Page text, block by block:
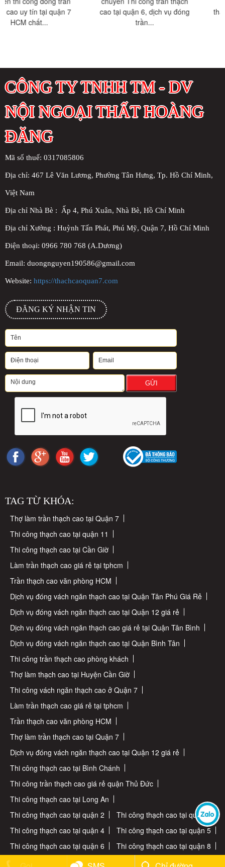
cao tại quận 6, dịch vụ đóng
thạch cao: đẹp, phẳng,
CÔNG TY TNHH TM - DV
NỘI NGOẠI THẤT HOÀNG
ĐĂNG
Mã số thuế: 0317085806
Địa chỉ: 467 Lê Văn Lương, Phường Tân Hưng, Tp. Hồ Chí Minh,
Việt Nam
Địa chỉ Nhà Bè : Ấp 4, Phú Xuân, Nhà Bè, Hồ Chí Minh
Địa chỉ Xưởng : Huỳnh Tấn Phát, Phú Mỹ, Quận 7, Hồ Chí Minh
Điện thoại: 0966 780 768 (A.Dương)
Email: duongnguyen190586@gmail.com
Website: https://thachcaoquan7.com
ĐĂNG KÝ NHẬN TIN
GỬI
TAG TỪ KHÓA:
Thợ làm trần thạch cao tại Quận 7
Thi công thạch cao tại quận 11
Thi công thạch cao tại Cần Giờ
Làm trần thạch cao giá rẻ tại tphcm
Trần thạch cao văn phòng HCM
Dịch vụ đóng vách ngăn thạch cao tại Quận Tân Phú Giá Rẻ
Dịch vụ đóng vách ngăn thạch cao tại Quận 12 giá rẻ
Dịch vụ đóng vách ngăn thạch cao giá rẻ tại Quận Tân Bình
Dịch vụ đóng vách ngăn thạch cao tại Quận Bình Tân
Thi công trần thạch cao phòng khách
Thợ làm thạch cao tại Huyện Cần Giờ
Thi công vách ngăn thạch cao ở Quận 7
Làm trần thạch cao giá rẻ tại tphcm
Trần thạch cao văn phòng HCM
Thợ làm trần thạch cao tại Quận 7
Dịch vụ đóng vách ngăn thạch cao tại Quận 12 giá rẻ
Thi công thạch cao tại Bình Chánh
Thi công trần thạch cao giá rẻ quận Thủ Đức
Thi công thạch cao tại Long An
Thi công thạch cao tại quận 2
Thi công thạch cao tại quận 3
Thi công thạch cao tại quận 4
Thi công thạch cao tại quận 5
Thi công thạch cao tại quận 6
Thi công thạch cao tại quận 8
Thi công thạch cao tại quận 9
Thi công thạch cao tại quận 10